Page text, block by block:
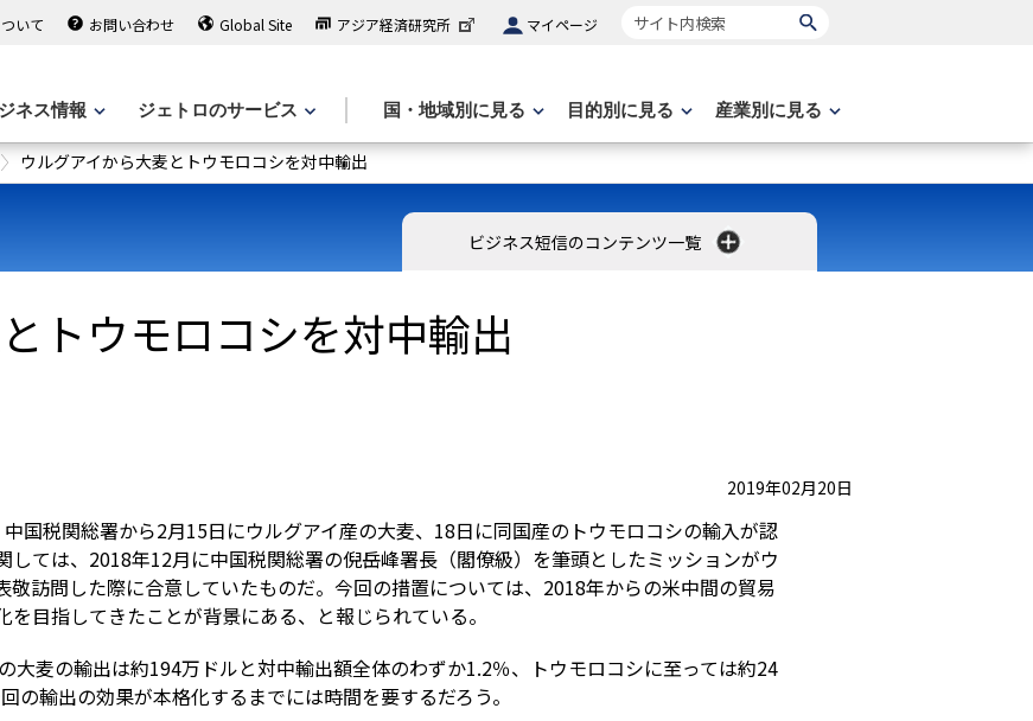
いて お問い合わせ Global Site アジア経済研究所 マイページ サイト内検索
ネス情報 ジェトロのサービス 国・地域別に見る 目的別に見る 産業別に見る
ウルグアイから大麦とトウモロコシを対中輸出
ビジネス短信のコンテンツ一覧
トウモロコシを対中輸出
2019年02月20日
国税関総署から2月15日にウルグアイ産の大麦、18日に同国産のトウモロコシの輸入が認
しては、2018年12月に中国税関総署の倪岳峰署長（閣僚級）を筆頭としたミッションがウ
敬訪問した際に合意していたものだ。今回の措置については、2018年からの米中間の貿易
目指してきたことが背景にある、と報じられている。
大麦の輸出は約194万ドルと対中輸出額全体のわずか1.2％、トウモロコシに至っては約24
の輸出の効果が本格化するまでには時間を要するだろう。